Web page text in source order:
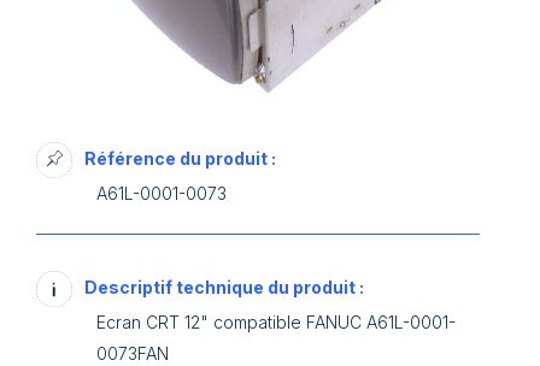
Référence du produit :
A61L-0001-0073
Descriptif technique du produit :
Ecran CRT 12" compatible FANUC A61L-0001-
0073FAN